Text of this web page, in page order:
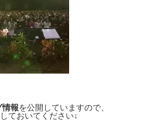
情報を公開していますので、
ておいてください↓